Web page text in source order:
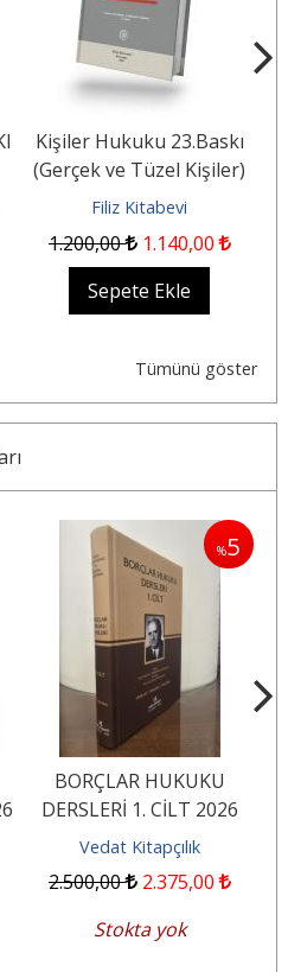
Kişiler Hukuku 23.Baskı
(Gerçek ve Tüzel Kişiler)
Filiz Kitabevi
1.200,00 1.140,00
Sepete Ekle
Tümünü göster
%5
BORÇLAR HUKUKU
DERSLERİ 1. CİLT 2026
ANDREAS B. SCHWARZ
Vedat Kitapçılık
2.500,00 2.375,00
Stokta yok